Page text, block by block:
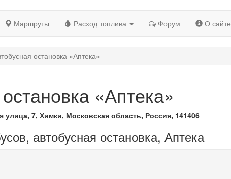
Маршруты Расход топлива Форум О сайте
остановка «Аптека»
«Аптека»
улица, 7, Химки, Московская область, Россия, 141406
автобусная остановка, Аптека